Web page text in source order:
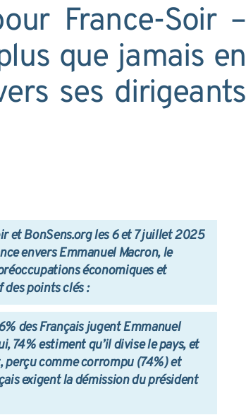
France-Soir –
que jamais en
ses dirigeants
et BonSens.org les 6 et 7 juillet 2025
envers Emmanuel Macron, le
économiques et
des points clés :
des Français jugent Emmanuel
74% estiment qu’il divise le pays, et
perçu comme corrompu (74%) et
exigent la démission du président